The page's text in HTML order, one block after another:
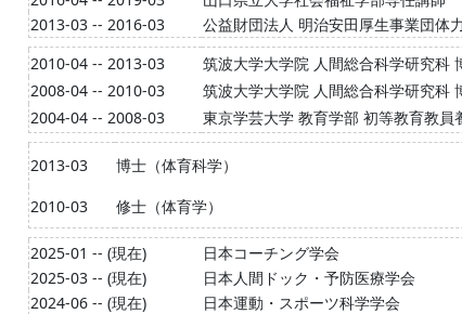
2013-03 -- 2016-03
公益財団法人 明治安田厚生事業団体
2010-04 -- 2013-03
筑波大学大学院 人間総合科学研究科
2008-04 -- 2010-03
筑波大学大学院 人間総合科学研究科
2004-04 -- 2008-03
東京学芸大学 教育学部 初等教育教員
2013-03 博士（体育科学）
2010-03
修士（体育学）
2025-01 -- (現在)
日本コーチング学会
2025-03 -- (現在)
日本人間ドック・予防医療学会
2024-06 -- (現在)
日本運動・スポーツ科学学会